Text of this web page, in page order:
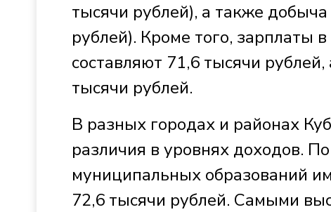
тысячи рублей), а также
рублей). Кроме того, зарплаты
составляют 71,6 тысячи
тысячи рублей.
В разных городах и районах
различия в уровнях доходов.
муниципальных образований
72,6 тысячи рублей. Самыми